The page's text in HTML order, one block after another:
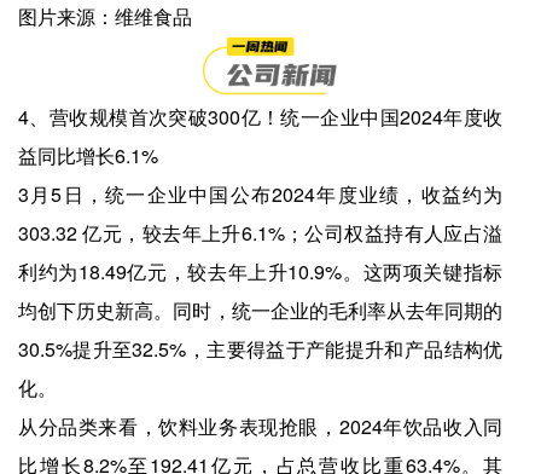
图片来源：维维食品
4、营收规模首次突破300亿！统一企业中国2024年度收
益同比增长6.1%
3月5日，统一企业中国公布2024年度业绩，收益约为
303.32 亿元，较去年上升6.1%；公司权益持有人应占溢
利约为18.49亿元，较去年上升10.9%。这两项关键指标
均创下历史新高。同时，统一企业的毛利率从去年同期的
30.5%提升至32.5%，主要得益于产能提升和产品结构优
化。
从分品类来看，饮料业务表现抢眼，2024年饮品收入同
比增长8.2%至192.41亿元，占总营收比重63.4%。其